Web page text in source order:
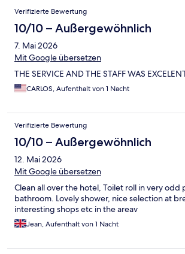
Verifizierte Bewertung
10/10 – Außergewöhnlich
7. Mai 2026
Mit Google übersetzen
THE SERVICE AND THE STAFF WAS
CARLOS, Aufenthalt von 1 Nacht
Verifizierte Bewertung
10/10 – Außergewöhnlich
12. Mai 2026
Mit Google übersetzen
Clean all over the hotel, Toilet roll in very odd
bathroom. Lovely shower, nice selection at
interesting shops etc in the areav
Jean, Aufenthalt von 1 Nacht